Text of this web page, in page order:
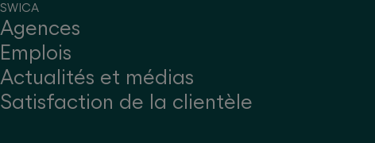
SWICA
Agences
Emplois
Actualités et médias
Satisfaction de la clientèle